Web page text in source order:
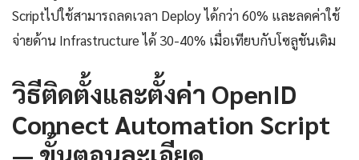
Scriptไปใช้สามารถลดเวลา Deploy ได้กว่า 60% และลดค่าใช้
จ่ายด้าน Infrastructure ได้ 30-40% เมื่อเทียบกับโซลูชันเดิม
วิธีติดตั้งและตั้งค่า OpenID
Connect Automation Script